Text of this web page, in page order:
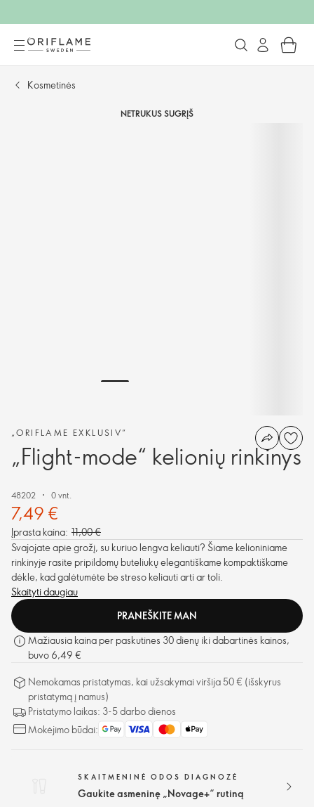
Kosmetinės
NETRUKUS SUGRĮŠ
„ORIFLAME EXKLUSIV“
„Flight-mode“ kelionių rinkinys
48202 0 vnt.
7,49 €
Įprasta kaina: 11,00 €
Svajojate apie grožį, su kuriuo lengva keliauti? Šiame kelioniniame
rinkinyje rasite pripildomų buteliukų elegantiškame kompaktiškame
dėkle, kad galėtumėte be streso keliauti arti ar toli.
Skaityti daugiau
PRANEŠKITE MAN
Mažiausia kaina per paskutines 30 dienų iki dabartinės kainos,
buvo 6,49 €
Nemokamas pristatymas, kai užsakymai viršija 50 € (išskyrus
pristatymą į namus)
Pristatymo laikas: 3-5 darbo dienos
Mokėjimo būdai:
SKAITMENINĖ ODOS DIAGNOZĖ
Gaukite asmeninę „Novage+“ rutiną